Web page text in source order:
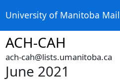
University of Manitoba
ACH-CAH
ach-cah@lists.umanitoba.ca
June 2021